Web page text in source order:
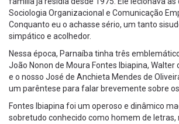
Sociologia Organizacional e Comunicação
Conquanto eu o achasse sério, um tanto
simpático e acolhedor.
Nessa época, Parnaíba tinha três
João Nonon de Moura Fontes Ibiapina, Walter
e o nosso José de Anchieta Mendes de
um parêntese para falar brevemente sobre
Fontes Ibiapina foi um operoso e dinâmico
sobretudo conhecido como homem de letras,